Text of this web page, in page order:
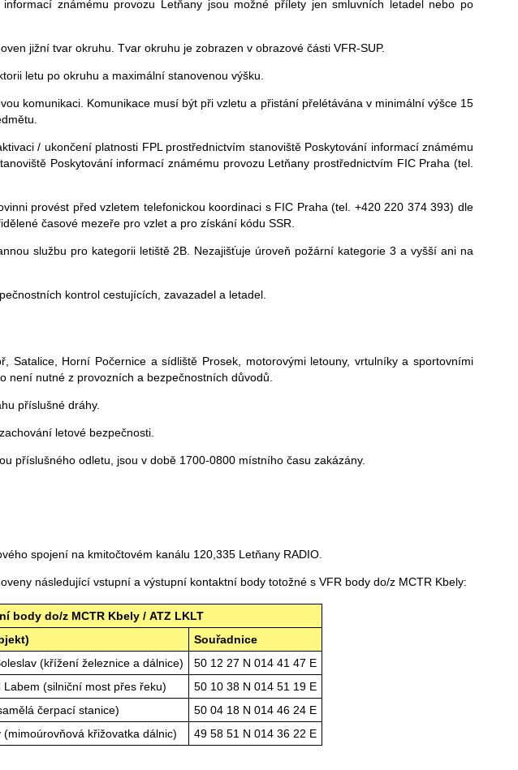
známému provozu Letňany jsou možné přílety jen smluvních letadel nebo po
jižní tvar okruhu. Tvar okruhu je zobrazen v obrazové části VFR-SUP.
letu po okruhu a maximální stanovenou výšku.
komunikaci. Komunikace musí být při vzletu a přistání přelétávána v minimální výšce 15
/ ukončení platnosti FPL prostřednictvím stanoviště Poskytování informací známému
Poskytování informací známému provozu Letňany prostřednictvím FIC Praha (tel.
provést před vzletem telefonickou koordinaci s FIC Praha (tel. +420 220 374 393) dle
časové mezeře pro vzlet a pro získání kódu SSR.
službu pro kategorii letiště 2B. Nezajišťuje úroveň požární kategorie 3 a vyšší ani na
kontrol cestujících, zavazadel a letadel.
Satalice, Horní Počernice a sídliště Prosek, motorovými letouny, vrtulníky a sportovními
není nutné z provozních a bezpečnostních důvodů.
příslušné dráhy.
letové bezpečnosti.
příslušného odletu, jsou v době 1700-0800 místního času zakázány.
spojení na kmitočtovém kanálu 120,335 Letňany RADIO.
následující vstupní a výstupní kontaktní body totožné s VFR body do/z MCTR Kbely:
body do/z MCTR Kbely / ATZ LKLT
Souřadnice
(křížení železnice a dálnice)
50 12 27 N 014 41 47 E
Labem (silniční most přes řeku)
50 10 38 N 014 51 19 E
čerpací stanice)
50 04 18 N 014 46 24 E
(mimoúrovňová křižovatka dálnic) 49 58 51 N 014 36 22 E